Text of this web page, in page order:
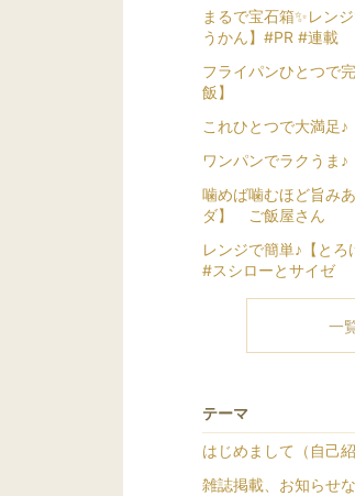
まるで宝石箱✨レン
うかん】#PR #連載
フライパンひとつで
飯】
これひとつで大満足♪
ワンパンでラクうま♪
噛めば噛むほど旨み
ダ】 ご飯屋さん
レンジで簡単♪【と
#スシローとサイゼ
一
テーマ
はじめまして（自己
雑誌掲載、お知らせ